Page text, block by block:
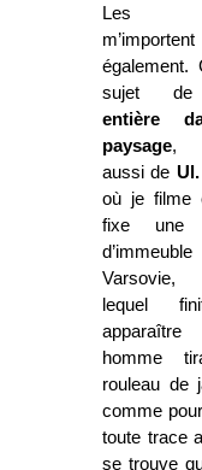
Les
m’importent
également.
sujet
entière
paysage,
aussi de
où je filme
fixe une
Varsovie,
lequel
homme
rouleau de
comme
toute trace
se trouve